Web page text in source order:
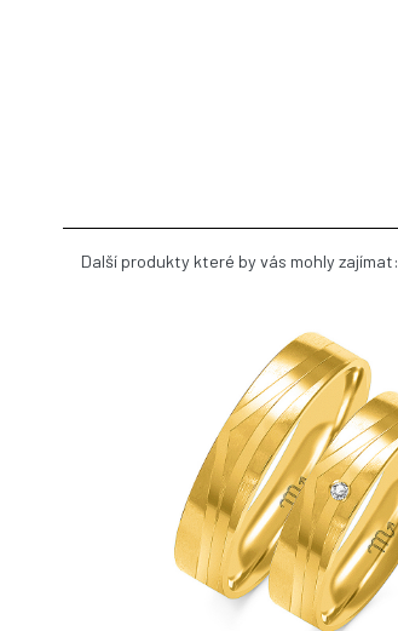
Další produkty které by vás mohly zajímat: